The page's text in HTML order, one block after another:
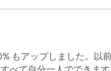
もアップしました。以